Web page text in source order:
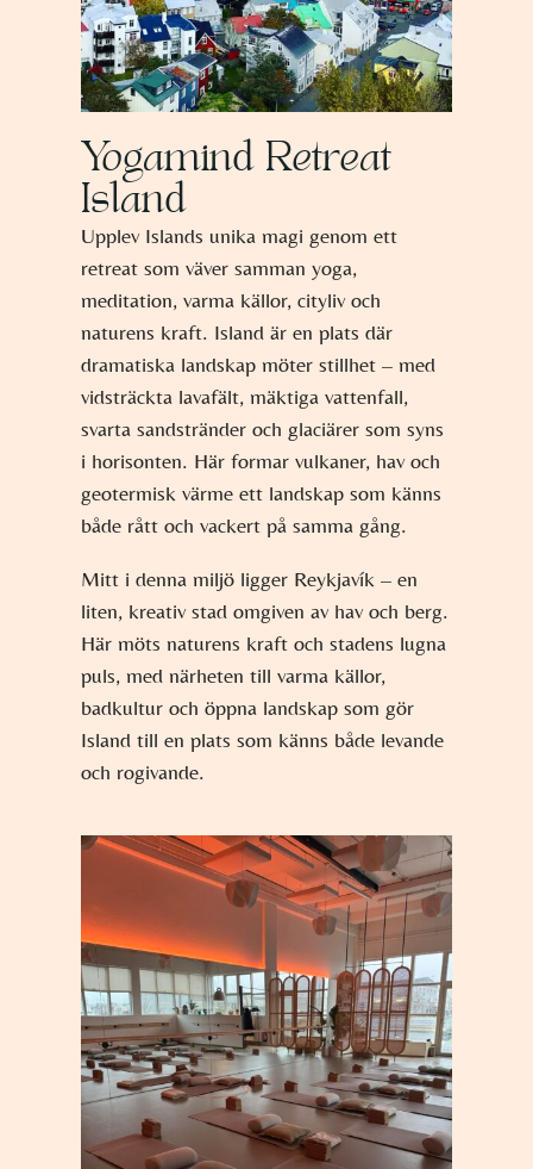
Yogamind Retreat
Island
Upplev Islands unika magi genom ett
retreat som väver samman yoga,
meditation, varma källor, cityliv och
naturens kraft. Island är en plats där
dramatiska landskap möter stillhet – med
vidsträckta lavafält, mäktiga vattenfall,
svarta sandstränder och glaciärer som syns
i horisonten. Här formar vulkaner, hav och
geotermisk värme ett landskap som känns
både rått och vackert på samma gång.
Mitt i denna miljö ligger Reykjavík – en
liten, kreativ stad omgiven av hav och berg.
Här möts naturens kraft och stadens lugna
puls, med närheten till varma källor,
badkultur och öppna landskap som gör
Island till en plats som känns både levande
och rogivande.